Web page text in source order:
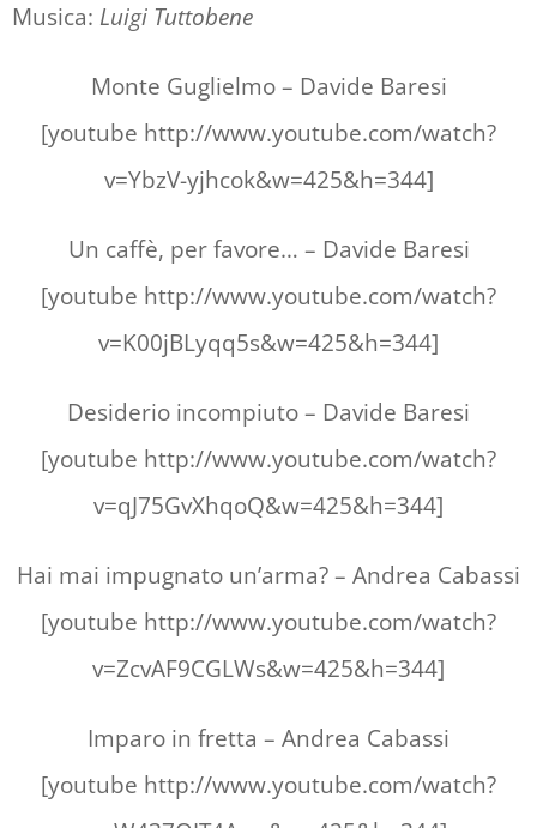
Musica: Luigi Tuttobene
Monte Guglielmo – Davide Baresi
[youtube http://www.youtube.com/watch?
v=YbzV-yjhcok&w=425&h=344]
Un caffè, per favore… – Davide Baresi
[youtube http://www.youtube.com/watch?
v=K00jBLyqq5s&w=425&h=344]
Desiderio incompiuto – Davide Baresi
[youtube http://www.youtube.com/watch?
v=qJ75GvXhqoQ&w=425&h=344]
Hai mai impugnato un’arma? – Andrea Cabassi
[youtube http://www.youtube.com/watch?
v=ZcvAF9CGLWs&w=425&h=344]
Imparo in fretta – Andrea Cabassi
[youtube http://www.youtube.com/watch?